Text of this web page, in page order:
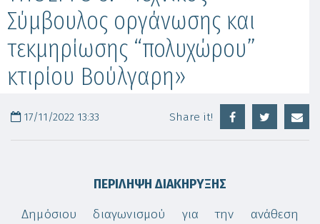
Σύμβουλος οργάνωσης και
τεκμηρίωσης “πολυχώρου”
κτιρίου Βούλγαρη»
17/11/2022 13:33 Share it!
ΠΕΡΙΛΗΨΗ ΔΙΑΚΗΡΥΞΗΣ
Δημόσιου διαγωνισμού για την ανάθεση